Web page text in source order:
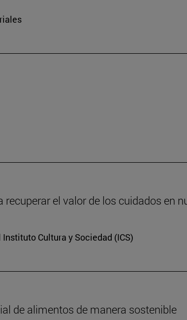
el valor de los cuidados en
Cultura y Sociedad (ICS)
de alimentos de manera sostenible